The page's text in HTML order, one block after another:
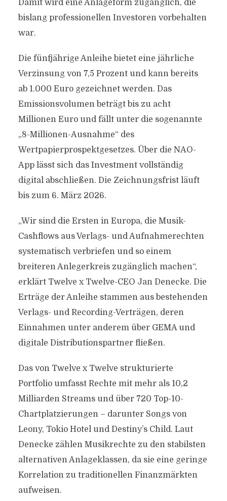
Damit wird eine Anlageform zugänglich, die
bislang professionellen Investoren vorbehalten
war.
Die fünfjährige Anleihe bietet eine jährliche
Verzinsung von 7,5 Prozent und kann bereits
ab 1.000 Euro gezeichnet werden. Das
Emissionsvolumen beträgt bis zu acht
Millionen Euro und fällt unter die sogenannte
„8-Millionen-Ausnahme“ des
Wertpapierprospektgesetzes. Über die NAO-
App lässt sich das Investment vollständig
digital abschließen. Die Zeichnungsfrist läuft
bis zum 6. März 2026.
„Wir sind die Ersten in Europa, die Musik-
Cashflows aus Verlags- und Aufnahmerechten
systematisch verbriefen und so einem
breiteren Anlegerkreis zugänglich machen“,
erklärt Twelve x Twelve-CEO Jan Denecke. Die
Erträge der Anleihe stammen aus bestehenden
Verlags- und Recording-Verträgen, deren
Einnahmen unter anderem über GEMA und
digitale Distributionspartner fließen.
Das von Twelve x Twelve strukturierte
Portfolio umfasst Rechte mit mehr als 10,2
Milliarden Streams und über 720 Top-10-
Chartplatzierungen – darunter Songs von
Leony, Tokio Hotel und Destiny’s Child. Laut
Denecke zählen Musikrechte zu den stabilsten
alternativen Anlageklassen, da sie eine geringe
Korrelation zu traditionellen Finanzmärkten
aufweisen.